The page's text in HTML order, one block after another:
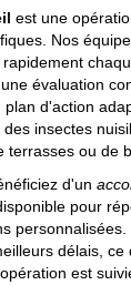
est une
Nos
évaluation
d'action
insectes
terrasses ou de
d'un
pour
délais,
est